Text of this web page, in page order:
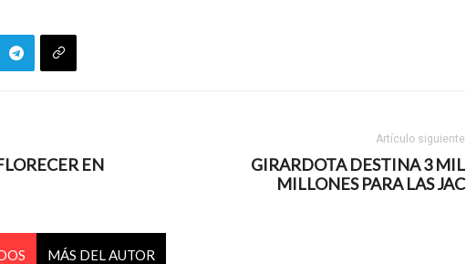
EN
Artículo siguiente
GIRARDOTA DESTINA 3 MIL
MILLONES PARA LAS JAC
MÁS DEL AUTOR